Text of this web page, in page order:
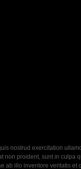
nostrud exercitation
non proident, sunt in culpa
ab illo inventore veritatis et